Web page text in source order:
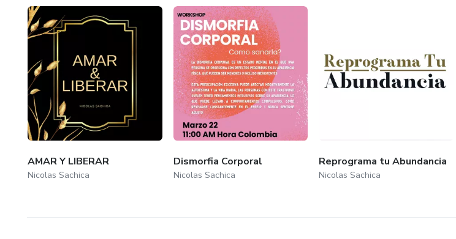
AMAR Y LIBERAR
Nicolas Sachica
Dismorfia Corporal
Nicolas Sachica
Reprograma tu Abundancia
Nicolas Sachica